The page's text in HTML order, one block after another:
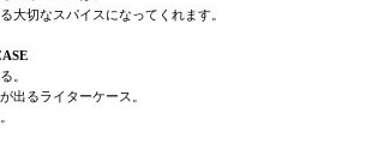
大切なスパイスになってくれます。
。
出るライターケース。